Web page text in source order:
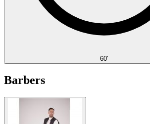
60'
Barbers